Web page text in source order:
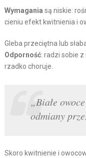
Wymagania są niskie:
cieniu efekt kwitnienia i
Gleba przeciętna lub
Odporność: radzi sobie
rzadko choruje.
„Białe
odmiany
Skoro kwitnienie i